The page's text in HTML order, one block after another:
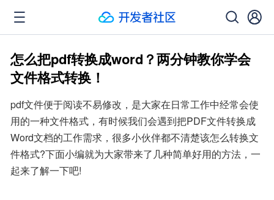
怎么把pdf转换成word？两分钟教你学会
文件格式转换！
pdf文件便于阅读不易修改，是大家在日常工作中经常会使
用的一种文件格式，有时候我们会遇到把PDF文件转换成
Word文档的工作需求，很多小伙伴都不清楚该怎么转换文
件格式?下面小编就为大家带来了几种简单好用的方法，一
起来了解一下吧!